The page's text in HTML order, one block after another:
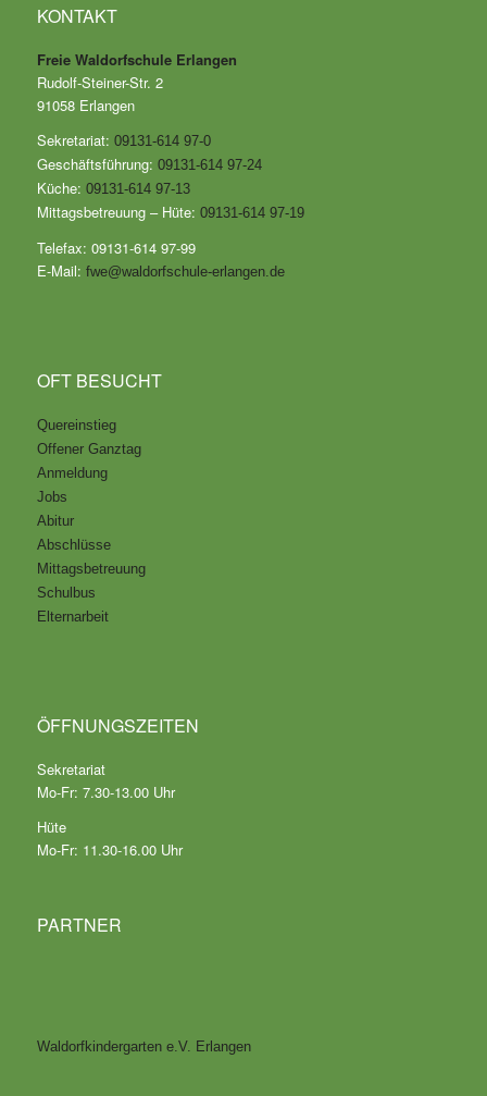
KONTAKT
Freie Waldorfschule Erlangen
Rudolf-Steiner-Str. 2
91058 Erlangen
Sekretariat: 09131-614 97-0
Geschäftsführung: 09131-614 97-24
Küche: 09131-614 97-13
Mittagsbetreuung – Hüte: 09131-614 97-19
Telefax: 09131-614 97-99
E-Mail: fwe@waldorfschule-erlangen.de
OFT BESUCHT
Quereinstieg
Offener Ganztag
Anmeldung
Jobs
Abitur
Abschlüsse
Mittagsbetreuung
Schulbus
Elternarbeit
ÖFFNUNGSZEITEN
Sekretariat
Mo-Fr: 7.30-13.00 Uhr
Hüte
Mo-Fr: 11.30-16.00 Uhr
PARTNER
Waldorfkindergarten e.V. Erlangen